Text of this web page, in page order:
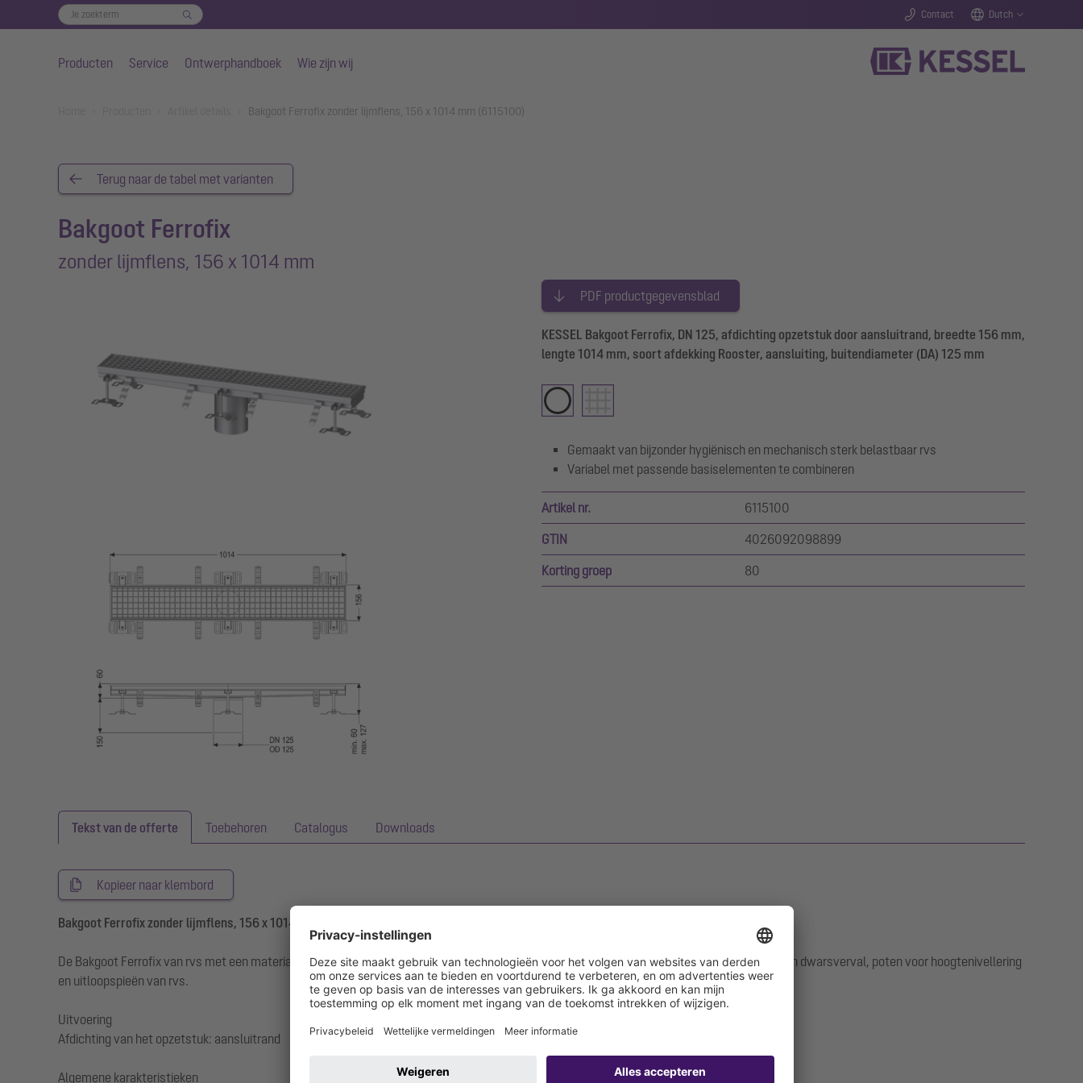
Contact Dutch
Producten Service Ontwerphandboek Wie zijn wij
Bakgoot Ferrofix zonder lijmflens, 156 x 1014 mm (6115100)
Terug naar de tabel met varianten
Bakgoot Ferrofix
zonder lijmflens, 156 x 1014 mm
PDF productgegevensblad
KESSEL Bakgoot Ferrofix, DN 125, afdichting opzetstuk door aansluitrand, breedte 156 mm,
lengte 1014 mm, soort afdekking Rooster, aansluiting, buitendiameter (DA) 125 mm
Gemaakt van bijzonder hygiënisch en mechanisch sterk belastbaar rvs
Variabel met passende basiselementen te combineren
Artikel nr. 6115100
GTIN 4026092098899
Korting groep 80
Tekst van de offerte Toebehoren Catalogus Downloads
Kopieer naar klembord
Bakgoot Ferrofix zonder lijmflens, 156 x 1014 mm
De Bakgoot Ferrofix van rvs met een materiaaldikte van 2,0 mm (in dompelbad gebeitst) is uitgerust met geslepen roosterlamellen, langs- en dwarsverval, poten voor hoogtenivellering
en uitloopspieën van rvs.
Uitvoering
Afdichting van het opzetstuk: aansluitrand
Algemene karakteristieken